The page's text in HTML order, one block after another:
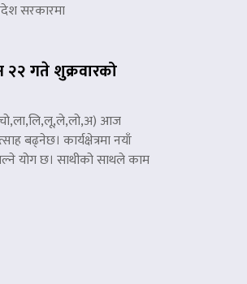
सरकारमा
गते शुक्रवारको
आज
बढ्नेछ। कार्यक्षेत्रमा नयाँ
योग छ। साथीको साथले काम